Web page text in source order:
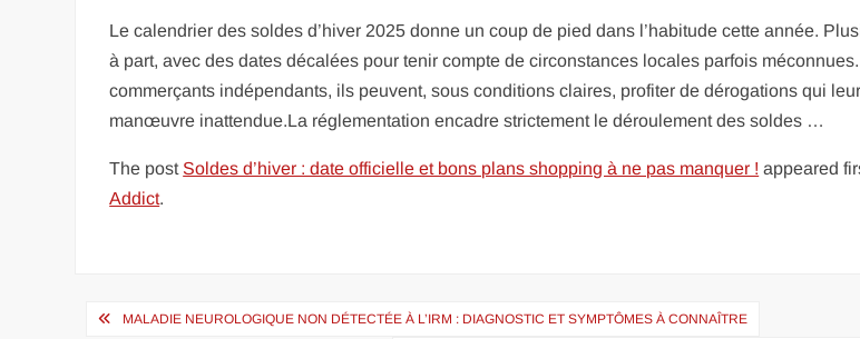
Le calendrier des soldes d’hiver 2025 donne un coup de pied dans l’habitude cette année.
à part, avec des dates décalées pour tenir compte de circonstances locales parfois
commerçants indépendants, ils peuvent, sous conditions claires, profiter de dérogations qui
manœuvre inattendue.La réglementation encadre strictement le déroulement des soldes …
The post Soldes d’hiver : date officielle et bons plans shopping à ne pas manquer ! appeared
Addict.
Navigation
MALADIE NEUROLOGIQUE NON DÉTECTÉE À L’IRM : DIAGNOSTIC ET SYMPTÔMES À CONNAÎTRE